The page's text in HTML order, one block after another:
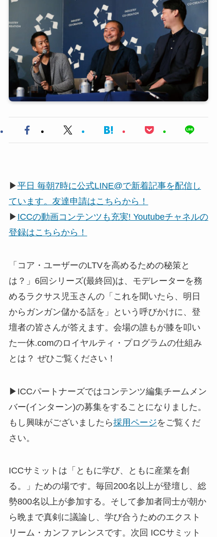
▶平日 毎朝7時に公式LINE@で新着記事を配信し
ています。友達申請はこちらから！
▶ ICCの動画コンテンツも充実! Youtubeチャネルの
登録はこちらから！
「コア・ユーザーのLTVを高めるための秘策と
は？」6回シリーズ(最終回)は、モデレーターを務
めるラクサス児玉さんの「これを聞いたら、明日
からガンガン儲かる話を」という呼びかけに、登
壇者の皆さんが答えます。会場の誰もが膝を叩い
た一休.comのロイヤルティ・プログラムの仕組み
とは？ ぜひご覧ください！
▶ICCパートナーズではコンテンツ編集チームメン
バー(インターン)の募集をすることになりました。
もし興味がございましたら採用ページをご覧くだ
さい。
ICCサミットは「ともに学び、ともに産業を創
る。」ための場です。毎回200名以上が登壇し、総
勢800名以上が参加する。そして参加者同士が朝か
ら晩まで真剣に議論し、学び合うためのエクスト
リーム・カンファレンスです。次回 ICCサミット